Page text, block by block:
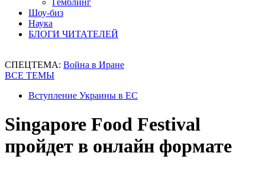
Гемблинг
Шоу-биз
Наука
БЛОГИ ЧИТАТЕЛЕЙ
СПЕЦТЕМА: Война в Иране
ВСЕ ТЕМЫ
Вступление Украины в ЕС
Singapore Food Festival
пройдет в онлайн формате